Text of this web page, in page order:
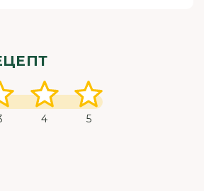
4 5